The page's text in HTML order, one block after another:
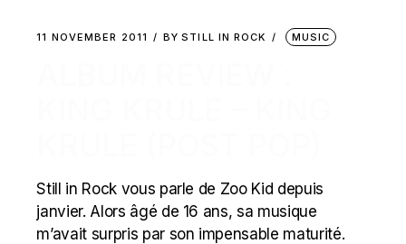
11 NOVEMBER 2011 BY STILL IN ROCK MUSIC
Still in Rock vous parle de Zoo Kid depuis
janvier. Alors âgé de 16 ans, sa musique
m’avait surpris par son impensable maturité.